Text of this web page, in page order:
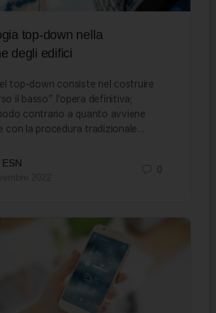
top-down nella
degli edifici
top-down consiste nel costruire
il basso” l’opera definitiva;
contrario a quanto avviene
con la procedura tradizionale…
0